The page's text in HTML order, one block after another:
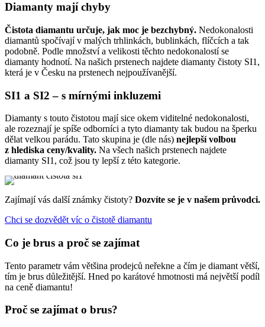
Diamanty mají chyby
Čistota diamantu určuje, jak moc je bezchybný. Nedokonalosti
diamantů spočívají v malých trhlinkách, bublinkách, flíčcích a tak
podobně. Podle množství a velikosti těchto nedokonalostí se
diamanty hodnotí. Na našich prstenech najdete diamanty čistoty SI1,
která je v Česku na prstenech nejpoužívanější.
SI1 a SI2 – s mírnými inkluzemi
Diamanty s touto čistotou mají sice okem viditelné nedokonalosti,
ale rozeznají je spíše odborníci a tyto diamanty tak budou na šperku
dělat velkou parádu. Tato skupina je (dle nás) nejlepší volbou
z hlediska ceny/kvality. Na všech našich prstenech najdete
diamanty SI1, což jsou ty lepší z této kategorie.
Zajímají vás další známky čistoty? Dozvíte se je v našem průvodci.
Chci se dozvědět víc o čistotě diamantu
Co je brus a proč se zajímat
Tento parametr vám většina prodejců neřekne a čím je diamant větší,
tím je brus důležitější. Hned po karátové hmotnosti má největší podíl
na ceně diamantu!
Proč se zajímat o brus?